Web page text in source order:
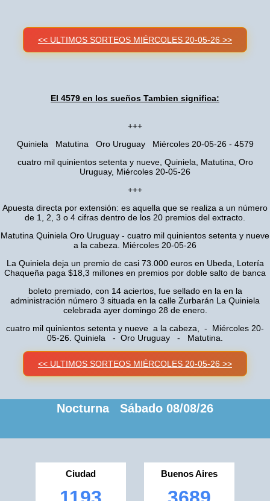
<< ULTIMOS SORTEOS MIÉRCOLES 20-05-26 >>
El 4579 en los sueños Tambien significa:
+++
Quiniela Matutina Oro Uruguay Miércoles 20-05-26 - 4579
cuatro mil quinientos setenta y nueve, Quiniela, Matutina, Oro
Uruguay, Miércoles 20-05-26
+++
Apuesta directa por extensión: es aquella que se realiza a un número
de 1, 2, 3 o 4 cifras dentro de los 20 premios del extracto.
Matutina Quiniela Oro Uruguay - cuatro mil quinientos setenta y nueve
a la cabeza. Miércoles 20-05-26
La Quiniela deja un premio de casi 73.000 euros en Ubeda, Lotería
Chaqueña paga $18,3 millones en premios por doble salto de banca
boleto premiado, con 14 aciertos, fue sellado en la en la
administración número 3 situada en la calle Zurbarán La Quiniela
celebrada ayer domingo 28 de enero.
cuatro mil quinientos setenta y nueve a la cabeza, - Miércoles 20-
05-26. Quiniela - Oro Uruguay - Matutina.
<< ULTIMOS SORTEOS MIÉRCOLES 20-05-26 >>
Nocturna Sábado 08/08/26
Ciudad Buenos Aires